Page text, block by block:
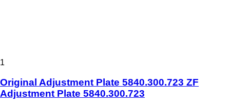
1
Original Adjustment Plate 5840.300.723 ZF
Adjustment Plate 5840.300.723